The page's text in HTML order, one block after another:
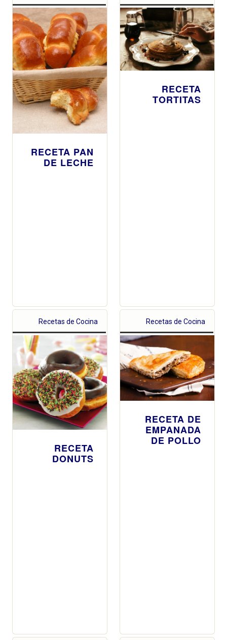
RECETA PAN
DE LECHE
RECETA
TORTITAS
Recetas de Cocina
RECETA
DONUTS
Recetas de Cocina
RECETA DE
EMPANADA
DE POLLO